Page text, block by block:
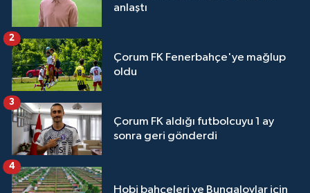
anlaştı
Çorum FK Fenerbahçe'ye mağlup
oldu
2
Çorum FK aldığı futbolcuyu 1 ay
sonra geri gönderdi
3
Hobi bahçeleri ve Bungalovlar için
4